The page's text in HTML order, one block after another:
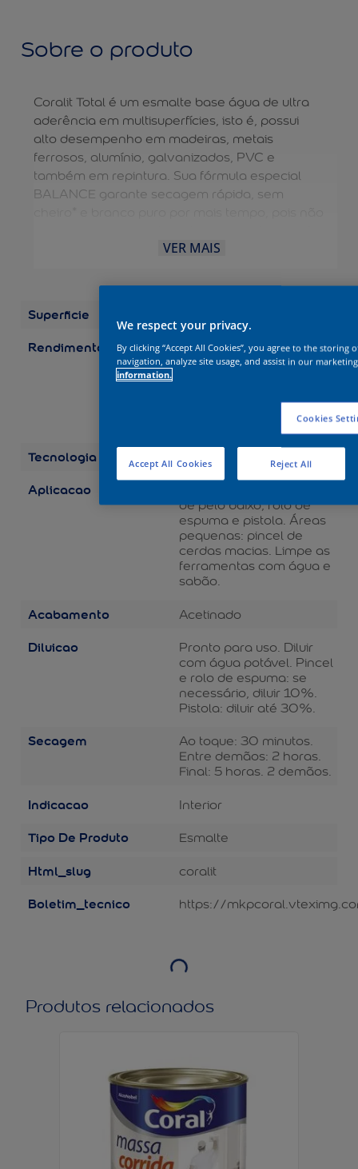
Sobre o produto
Coralit Total é um esmalte base água de ultra
aderência em multisuperfícies, isto é, possui
alto desempenho em madeiras, metais
ferrosos, alumínio, galvanizados, PVC e
também em repintura. Sua fórmula especial
BALANCE garante secagem rápida, sem
diluição e limpeza das ferramentas são feitas
tornando o processo mais fácil. É uma solução
INTERNA. Possui durabilidade de 10 anos.
VER MAIS
Superficie
Rendimento
Embalagens/Rendimento
(por demão) Galão 3,6 L:
até 19 m2 Quarto 0,8 L:
Tecnologia Balance
Aplicacao
de pelo baixo, rolo de
espuma e pistola. Áreas
pequenas: pincel de
cerdas macias. Limpe as
ferramentas com água e
sabão.
Acabamento Acetinado
Diluicao
Pronto para uso. Diluir
com água potável. Pincel
e rolo de espuma: se
necessário, diluir 10%.
Pistola: diluir até 30%.
Secagem
Ao toque: 30 minutos.
Entre demãos: 2 horas.
Final: 5 horas. 2 demãos.
Indicacao Interior
Tipo De Produto Esmalte
Html_slug coralit
Boletim_tecnico https://
Produtos relacionados
We respect your privacy.
By clicking “Accept All Cookies”, you agree to the
navigation, analyze site usage, and assist in our
information.
Cookies
Reject All
Accept All Cookies